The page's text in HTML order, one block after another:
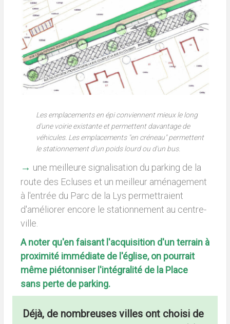
Les emplacements en épi conviennent mieux le long
d'une voirie existante et permettent davantage de
véhicules. Les emplacements "en créneau" permettent
le stationnement d'un poids lourd ou d'un bus.
→ une meilleure signalisation du parking de la
route des Ecluses et un meilleur aménagement
à l'entrée du Parc de la Lys permettraient
d'améliorer encore le stationnement au centre-
ville.
A noter qu'en faisant l'acquisition d'un terrain à
proximité immédiate de l'église, on pourrait
même piétonniser l'intégralité de la Place
sans perte de parking.
Déjà, de nombreuses villes ont choisi de